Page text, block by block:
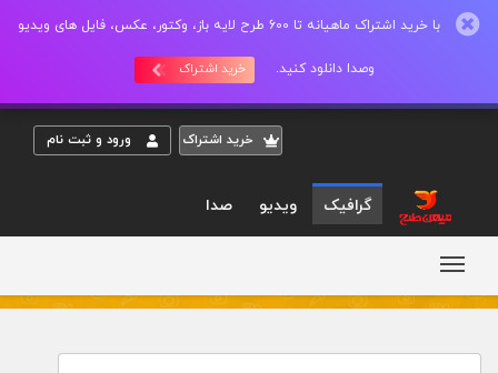
با خرید اشتراک ماهیانه تا 600 طرح لایه باز، وکتور، عکس، فایل های ویدیو
وصدا دانلود کنید. خرید اشتراک
خريد اشتراک ورود و ثبت نام
گرافیک ویدیو صدا